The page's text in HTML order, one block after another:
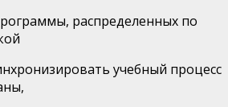
распределенных по
учебный процесс